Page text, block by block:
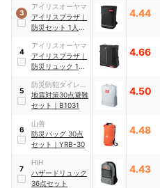
3
アイリスオーヤマ
アイリスプラザ ｜
防災セット 1人用
4.44
4
アイリスオーヤマ
アイリスプラザ ｜
防災リュック 1人
4.66
5
防災防犯ダイレク
ト
地震対策30点避難
セット ｜ B1031
4.50
6
山善
防災バッグ 30点
セット ｜ YRB-30
4.48
7
HIH
ハザードリュック
36点セット
4.43